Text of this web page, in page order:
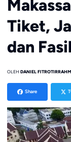
Tiket,
dan
OLEH DANIEL
Share